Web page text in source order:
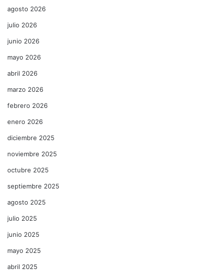
agosto 2026
julio 2026
junio 2026
mayo 2026
abril 2026
marzo 2026
febrero 2026
enero 2026
diciembre 2025
noviembre 2025
octubre 2025
septiembre 2025
agosto 2025
julio 2025
junio 2025
mayo 2025
abril 2025